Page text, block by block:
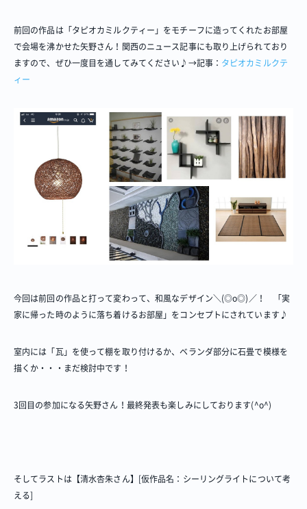
前回の作品は「タピオカミルクティー」をモチーフに造ってくれたお部屋
で会場を沸かせた矢野さん！関西のニュース記事にも取り上げられており
ますので、ぜひ一度目を通してみてください♪→記事： タピオカミルクテ
ィー
今回は前回の作品と打って変わって、和風なデザイン＼(◎o◎)／！ 「実
家に帰った時のように落ち着けるお部屋」をコンセプトにされています♪
室内には「瓦」を使って棚を取り付けるか、ベランダ部分に石畳で模様を
描くか・・・まだ検討中です！
3回目の参加になる矢野さん！最終発表も楽しみにしております(^o^)
そしてラストは【清水杏朱さん】[仮作品名：シーリングライトについて考
える]